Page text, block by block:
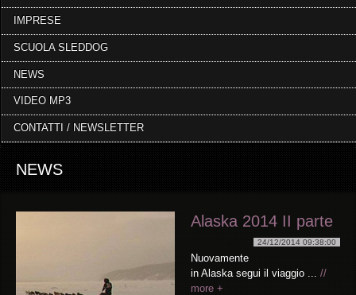
IMPRESE
SCUOLA SLEDDOG
NEWS
VIDEO MP3
CONTATTI / NEWSLETTER
NEWS
Alaska 2014 II parte
24/12/2014 09:38:00
Nuovamente
in Alaska segui il viaggio ... //
more +